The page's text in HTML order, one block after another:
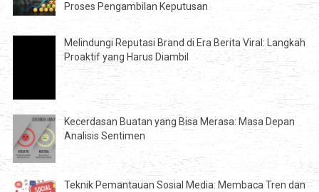
Proses Pengambilan Keputusan
Melindungi Reputasi Brand di Era Berita Viral: Langkah
Proaktif yang Harus Diambil
Kecerdasan Buatan yang Bisa Merasa: Masa Depan
Analisis Sentimen
Teknik Pemantauan Sosial Media: Membaca Tren dan